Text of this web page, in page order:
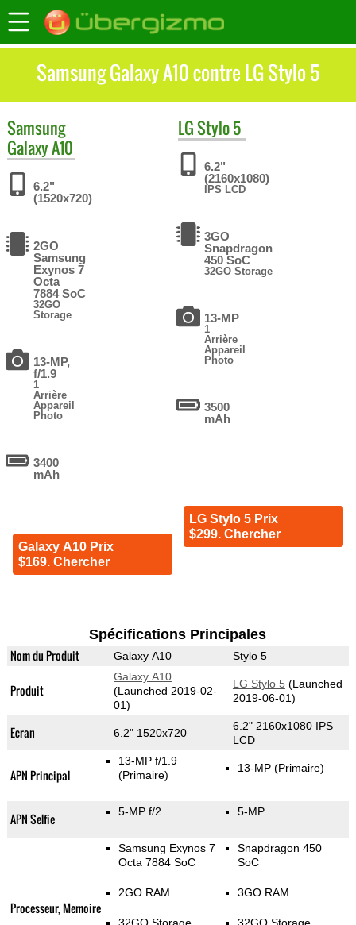
Samsung Galaxy A10 contre LG Stylo 5
Samsung
Galaxy A10
6.2"
(1520x720)
2GO
Samsung
Exynos 7
Octa
7884 SoC
32GO
Storage
13-MP,
f/1.9
1
Arrière
Appareil
Photo
3400
mAh
Galaxy A10 Prix
$169. Chercher
LGStylo 5
6.2"
(2160x1080)
IPS LCD
3GO
Snapdragon
450 SoC
32GO Storage
13-MP
1
Arrière
Appareil
Photo
3500
mAh
LG Stylo 5 Prix
$299. Chercher
Spécifications Principales
Nom du Produit Galaxy A10 Stylo 5
Produit
Galaxy A10
(Launched 2019-02-
01)
LG Stylo 5 (Launched
2019-06-01)
Ecran 6.2" 1520x720
6.2" 2160x1080 IPS
LCD
APN Principal
13-MP f/1.9
(Primaire)
13-MP (Primaire)
APN Selfie 5-MP f/2 5-MP
Processeur, Memoire
Samsung Exynos 7
Octa 7884 SoC
2GO RAM
Snapdragon 450
SoC
3GO RAM